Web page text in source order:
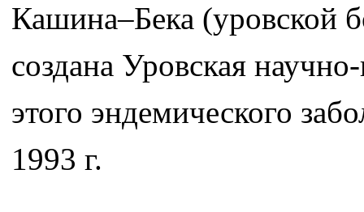
Кашина–Бека (уровской
создана Уровская
этого эндемического
1993 г.